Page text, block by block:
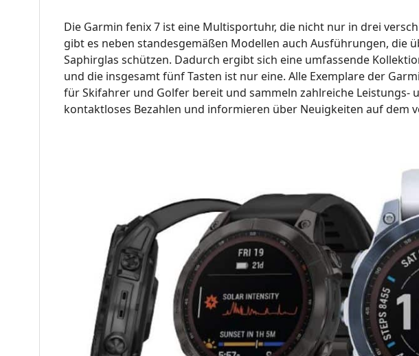
Die Garmin fenix 7 ist eine Multisportuhr, die nicht nur in drei
gibt es neben standesgemäßen Modellen auch Ausführungen, die
Saphirglas schützen. Dadurch ergibt sich eine umfassende
und die insgesamt fünf Tasten ist nur eine. Alle Exemplare der
für Skifahrer und Golfer bereit und sammeln zahlreiche
kontaktloses Bezahlen und informieren über Neuigkeiten auf dem